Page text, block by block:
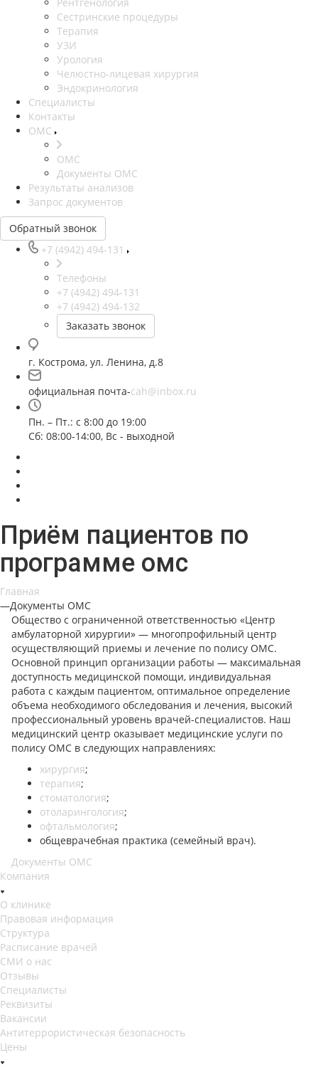
Сестринские процедуры
Терапия
УЗИ
Урология
Челюстно-лицевая хирургия
Эндокринология
Специалисты
Контакты
ОМС
ОМС
Документы ОМС
Результаты анализов
Запрос документов
Обратный звонок
+7 (4942) 494-131
Телефоны
+7 (4942) 494-131
+7 (4942) 494-132
Заказать звонок
г. Кострома, ул. Ленина, д.8
официальная почта-cah@inbox.ru
Пн. – Пт.: с 8:00 до 19:00
Сб: 08:00-14:00, Вс - выходной
Приём пациентов по
программе омс
Главная
—Документы ОМС
Общество с ограниченной ответственностью «Центр
амбулаторной хирургии» — многопрофильный центр
осуществляющий приемы и лечение по полису ОМС.
Основной принцип организации работы — максимальная
доступность медицинской помощи, индивидуальная
работа с каждым пациентом, оптимальное определение
объема необходимого обследования и лечения, высокий
профессиональный уровень врачей-специалистов. Наш
медицинский центр оказывает медицинские услуги по
полису ОМС в следующих направлениях:
хирургия;
терапия;
стоматология;
отоларингология;
офтальмология;
общеврачебная практика (семейный врач).
Документы ОМС
Компания
О клинике
Правовая информация
Структура
Расписание врачей
СМИ о нас
Отзывы
Специалисты
Реквизиты
Вакансии
Антитеррористическая безопасность
Цены